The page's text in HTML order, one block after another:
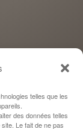
telles que les
des données telles
Le fait de ne pas
Vivant